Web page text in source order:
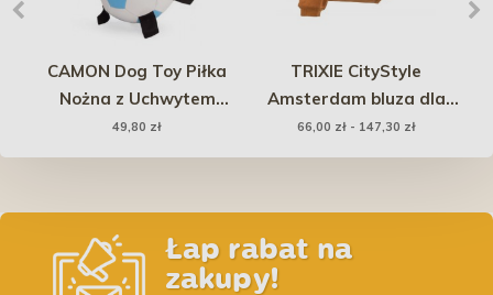
i
CAMON Dog Toy Piłka
Nożna z Uchwytem
Biało-Błękitna
49,80 zł
TRIXIE CityStyle
Amsterdam bluza dla
psa - rdzawy
66,00 zł - 147,30 zł
Łap rabat na
zakupy!